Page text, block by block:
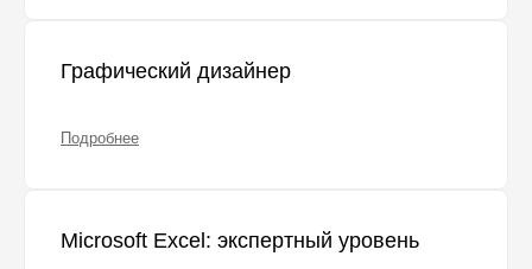
Графический дизайнер
Подробнее
Microsoft Excel: экспертный уровень